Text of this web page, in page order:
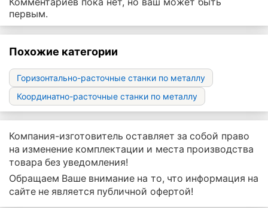
первым.
Похожие категории
Горизонтально-расточные станки по металлу
Координатно-расточные станки по металлу
Компания-изготовитель оставляет за собой право
на изменение комплектации и места производства
товара без уведомления!
Обращаем Ваше внимание на то, что информация на
сайте не является публичной офертой!